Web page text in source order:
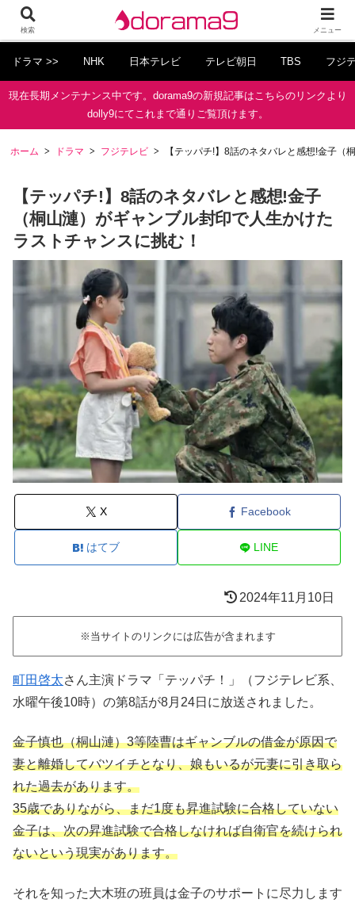
ドラマ >> NHK 日本テレビ テレビ朝日 TBS フジ
現在長期メンテナンス中です。dorama9の新規記事はこちらのリンクより
dolly9にてこれまで通りご覧頂けます。
ホーム ドラマ フジテレビ 【テッパチ!】8話のネタバレと感想!金子
【テッパチ!】8話のネタバレと感想!金子
（桐山漣）がギャンブル封印で人生かけた
ラストチャンスに挑む！
X Facebook
はてブ LINE
2024年11月10日
※当サイトのリンクには広告が含まれます
町田啓太さん主演ドラマ「テッパチ！」（フジテレビ系、
水曜午後10時）の第8話が8月24日に放送されました。
金子慎也（桐山漣）3等陸曹はギャンブルの借金が原因で
妻と離婚してバツイチとなり、娘もいるが元妻に引き取ら
れた過去があります。
35歳でありながら、まだ1度も昇進試験に合格していない
金子は、次の昇進試験で合格しなければ自衛官を続けられ
ないという現実があります。
それを知った大木班の班員は金子のサポートに尽力します
検索 メニュー